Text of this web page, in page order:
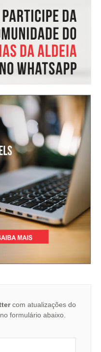
com atualizações do
formulário abaixo.